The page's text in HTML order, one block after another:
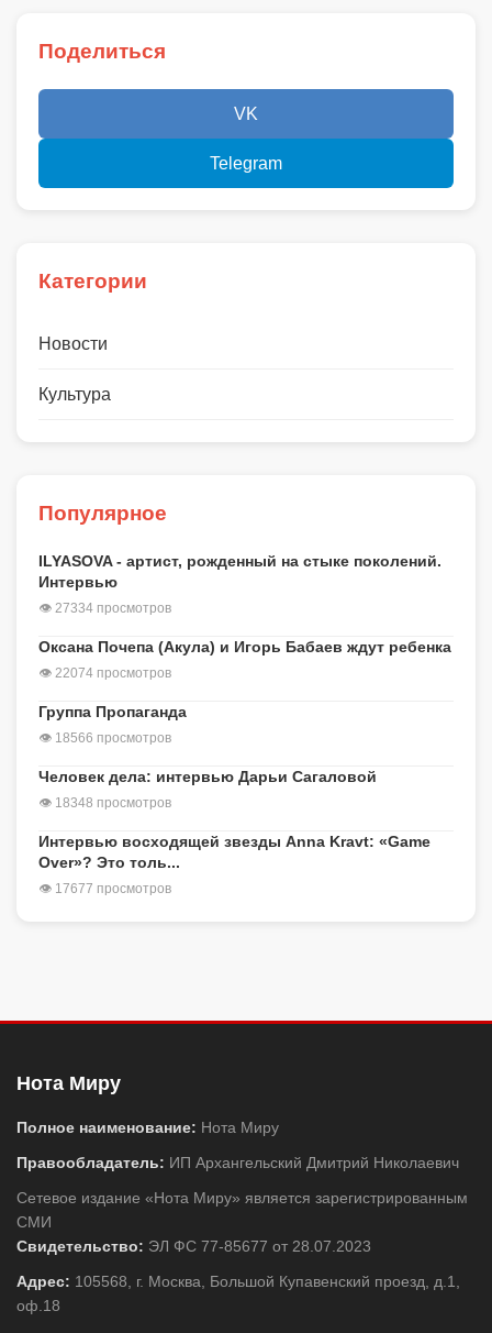
Поделиться
VK
Telegram
Категории
Новости
Культура
Популярное
ILYASOVA - артист, рожденный на стыке поколений.
Интервью
👁 27334 просмотров
Оксана Почепа (Акула) и Игорь Бабаев ждут ребенка
👁 22074 просмотров
Группа Пропаганда
👁 18566 просмотров
Человек дела: интервью Дарьи Сагаловой
👁 18348 просмотров
Интервью восходящей звезды Anna Kravt: «Game
Over»? Это толь...
👁 17677 просмотров
Нота Миру
Полное наименование: Нота Миру
Правообладатель: ИП Архангельский Дмитрий Николаевич
Сетевое издание «Нота Миру» является зарегистрированным
СМИ
Свидетельство: ЭЛ ФС 77-85677 от 28.07.2023
Адрес: 105568, г. Москва, Большой Купавенский проезд, д.1,
оф.18